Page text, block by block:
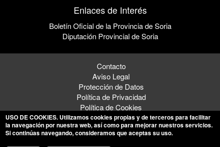
Enlaces de Interés
Boletín Oficial de la Provincia de Soria
Diputación Provincial de Soria
Contacto
Aviso Legal
Protección de Datos
Política de Privacidad
Política de Cookies
© 2026 Ayuntamiento de Castilfrío de la Sierra
USO DE COOKIES. Utilizamos cookies propias y de terceros para facilitar
la navegación por nuestra web, así como para mejorar nuestros servicios.
Si continúas navegando, consideramos que aceptas su uso.